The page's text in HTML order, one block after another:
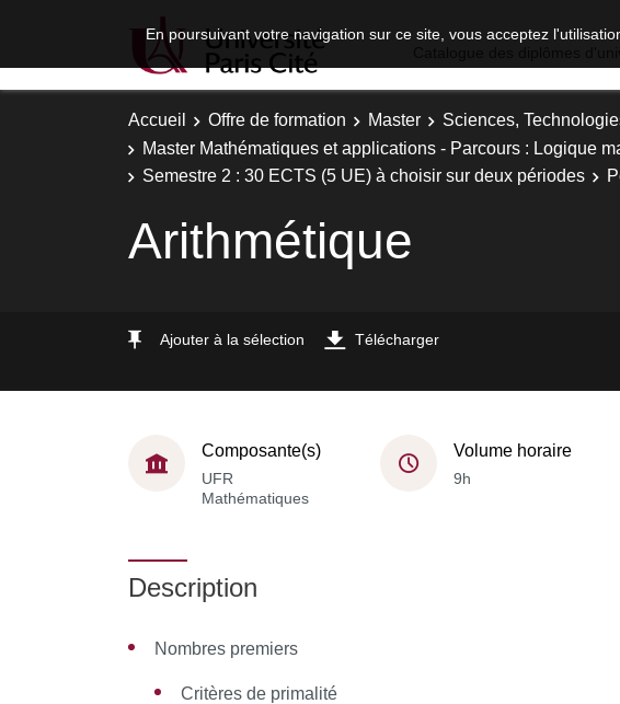
En poursuivant votre navigation sur ce site, vous acceptez
Accueil Offre de formation Master Sciences,
Master Mathématiques et applications - Parcours : Logique
Semestre 2 : 30 ECTS (5 UE) à choisir sur deux périodes
Arithmétique
Ajouter à la sélection Télécharger
Composante(s)
UFR
Mathématiques
Volume horaire
9h
Description
Nombres premiers
Critères de primalité